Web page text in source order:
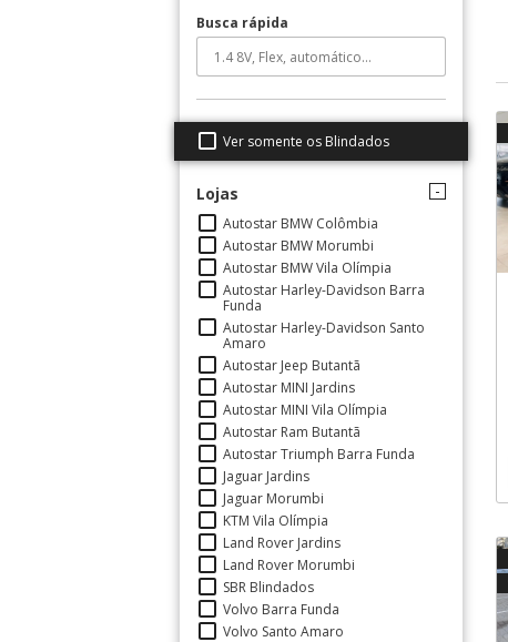
Busca rápida
Ver somente os Blindados
Lojas
Autostar BMW Colômbia
Autostar BMW Morumbi
Autostar BMW Vila Olímpia
Autostar Harley-Davidson Barra
Funda
Autostar Harley-Davidson Santo
Amaro
Autostar Jeep Butantã
Autostar MINI Jardins
Autostar MINI Vila Olímpia
Autostar Ram Butantã
Autostar Triumph Barra Funda
Jaguar Jardins
Jaguar Morumbi
KTM Vila Olímpia
Land Rover Jardins
Land Rover Morumbi
SBR Blindados
Volvo Barra Funda
Volvo Santo Amaro